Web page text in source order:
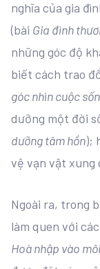
nghĩa của gia
(bài Gia đình
những góc độ
biết cách trao
góc nhìn cuộc
dưỡng một đời
dưỡng tâm hồn);
vệ vạn vật xung
Ngoài ra, trong
làm quen với
Hoà nhập vào